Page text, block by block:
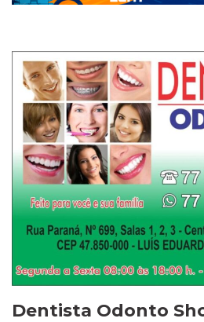
Dentista Odonto